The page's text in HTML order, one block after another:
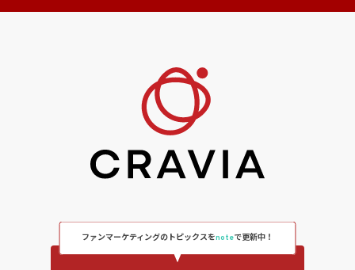
ファンマーケティングのトピックスをnoteで更新中！